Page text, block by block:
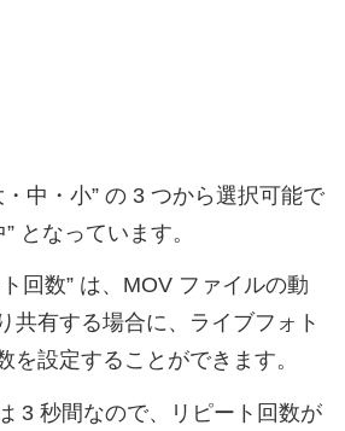
・中・小” の 3 つから選択可能で
となっています。
回数” は、MOV ファイルの動
共有する場合に、ライブフォト
を設定することができます。
3 秒間なので、リピート回数が